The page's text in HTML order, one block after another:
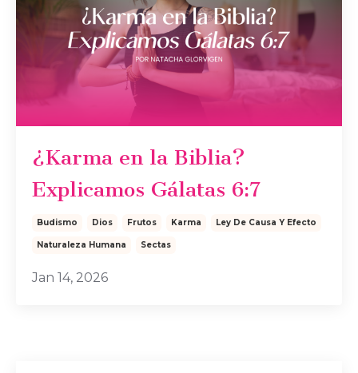
¿Karma en la Biblia?
Explicamos Gálatas 6:7
Budismo Dios Frutos Karma Ley De Causa Y Efecto
Naturaleza Humana Sectas
Jan 14, 2026